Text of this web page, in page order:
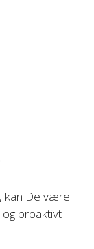
kan De være
proaktivt